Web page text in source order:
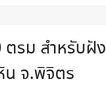
รม สำหรับฝัง
น จ.พิจิตร